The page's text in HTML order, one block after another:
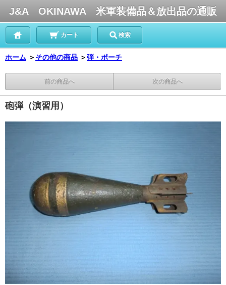
J&A OKINAWA 米軍装備品＆放出品の通販
カート 検索
ホーム ＞ その他の商品 ＞弾・ポーチ
前の商品へ 次の商品へ
砲弾（演習用）